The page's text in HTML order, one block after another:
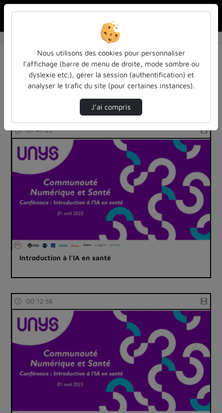
Résultats de la recherche
Filtres actifs (cliquer pour en retirer) :
colloques-et-conferences
imagerie-medicale
01:41:23
Introduction à l’IA en santé
00:12:56
Nous utilisons des cookies pour personnaliser
l’affichage (barre de menu de droite, mode sombre ou
dyslexie etc.), gérer la session (authentification) et
analyser le trafic du site (pour certaines instances).
J’ai compris